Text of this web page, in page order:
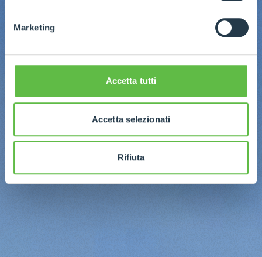
Marketing
Accetta tutti
Accetta selezionati
Rifiuta